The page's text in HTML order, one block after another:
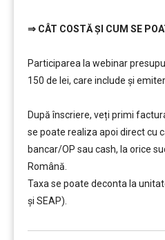
⇒ CÂT COSTĂ ȘI CUM SE
Participarea la webinar
150 de lei, care include şi
După înscriere, veți primi
se poate realiza apoi direct cu
bancar/OP sau cash, la orice
Română.
Taxa se poate deconta la
și SEAP).